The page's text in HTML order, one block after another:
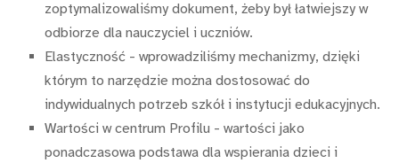
zoptymalizowaliśmy dokument, żeby był łatwiejszy w
odbiorze dla nauczyciel i uczniów.
Elastyczność - wprowadziliśmy mechanizmy, dzięki
którym to narzędzie można dostosować do
indywidualnych potrzeb szkół i instytucji edukacyjnych.
Wartości w centrum Profilu - wartości jako
ponadczasowa podstawa dla wspierania dzieci i